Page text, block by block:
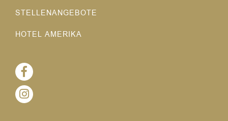
STELLENANGEBOTE
HOTEL AMERIKA